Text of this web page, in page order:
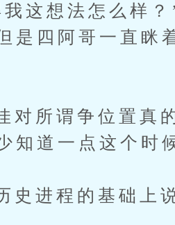
法怎么样？”
是四阿哥一直眯
谓争位置真的
知道一点这个时
程的基础上说